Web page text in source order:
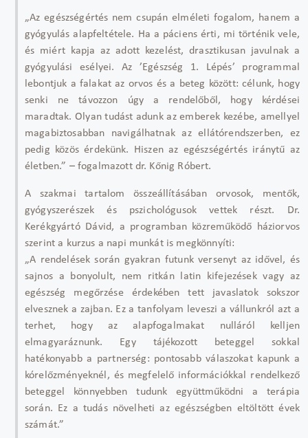
„Az egészségértés nem csupán elméleti fogalom, hanem a
gyógyulás alapfeltétele. Ha a páciens érti, mi történik vele,
és miért kapja az adott kezelést, drasztikusan javulnak a
gyógyulási esélyei. Az ’Egészség 1. Lépés’ programmal
lebontjuk a falakat az orvos és a beteg között: célunk, hogy
senki ne távozzon úgy a rendelőből, hogy kérdései
maradtak. Olyan tudást adunk az emberek kezébe, amellyel
magabiztosabban navigálhatnak az ellátórendszerben, ez
pedig közös érdekünk. Hiszen az egészségértés iránytű az
életben.” – fogalmazott dr. Kőnig Róbert.
A szakmai tartalom összeállításában orvosok, mentők,
gyógyszerészek és pszichológusok vettek részt. Dr.
Kerékgyártó Dávid, a programban közreműködő háziorvos
szerint a kurzus a napi munkát is megkönnyíti:
„A rendelések során gyakran futunk versenyt az idővel, és
sajnos a bonyolult, nem ritkán latin kifejezések vagy az
egészség megőrzése érdekében tett javaslatok sokszor
elvesznek a zajban. Ez a tanfolyam leveszi a vállunkról azt a
terhet, hogy az alapfogalmakat nulláról kelljen
elmagyaráznunk. Egy tájékozott beteggel sokkal
hatékonyabb a partnerség: pontosabb válaszokat kapunk a
kórelőzményeknél, és megfelelő információkkal rendelkező
beteggel könnyebben tudunk együttműködni a terápia
során. Ez a tudás növelheti az egészségben eltöltött évek
számát.”